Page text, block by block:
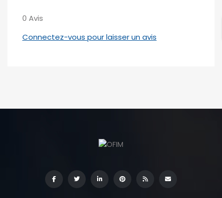
0 Avis
Connectez-vous pour laisser un avis